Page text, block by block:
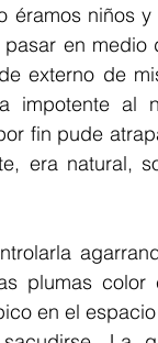
niños
en
externo de
impotente al
fin pude
era natural,
plumas
en el